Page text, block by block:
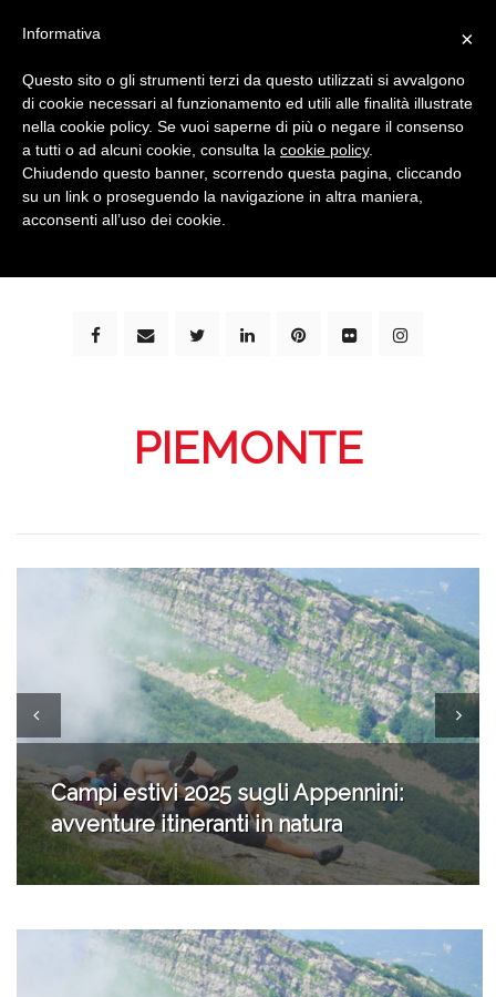
bimbi e viaggi - family travel blog: community #1 in
PIEMONTE
Campi estivi 2024: una settimana di
avventure nella natura con
Destinazione Umana
×
Informativa
Questo sito o gli strumenti terzi da questo utilizzati si avvalgono
di cookie necessari al funzionamento ed utili alle finalità illustrate
nella cookie policy. Se vuoi saperne di più o negare il consenso
a tutti o ad alcuni cookie, consulta la cookie policy.
Chiudendo questo banner, scorrendo questa pagina, cliccando
su un link o proseguendo la navigazione in altra maniera,
acconsenti all’uso dei cookie.